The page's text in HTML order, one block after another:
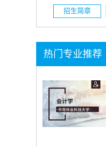
招生简章
热门专业推荐